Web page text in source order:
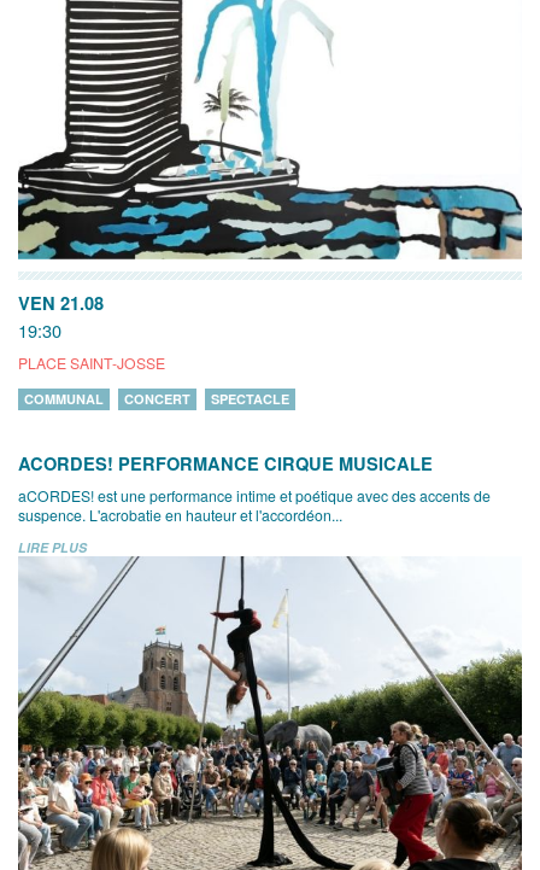
VEN 21.08
19:30
PLACE SAINT-JOSSE
COMMUNAL CONCERT SPECTACLE
ACORDES! PERFORMANCE CIRQUE MUSICALE
aCORDES! est une performance intime et poétique avec des accents de
suspence. L'acrobatie en hauteur et l'accordéon...
LIRE PLUS